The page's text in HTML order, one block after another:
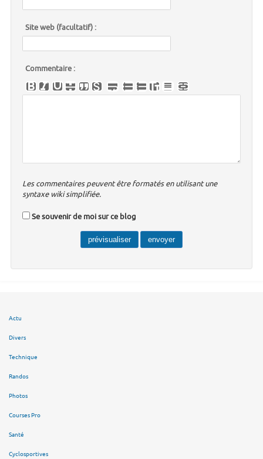
Site web (facultatif) :
Commentaire :
Les commentaires peuvent être formatés en utilisant une
syntaxe wiki simplifiée.
Se souvenir de moi sur ce blog
Actu
Divers
Technique
Randos
Photos
Courses Pro
Santé
Cyclosportives